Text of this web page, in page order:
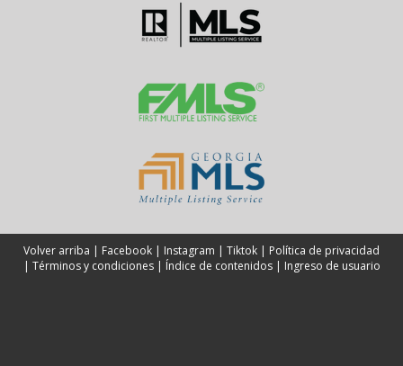
Volver arriba | Facebook | Instagram | Tiktok | Política de privacidad
| Términos y condiciones| Índice de contenidos| Ingreso de usuario